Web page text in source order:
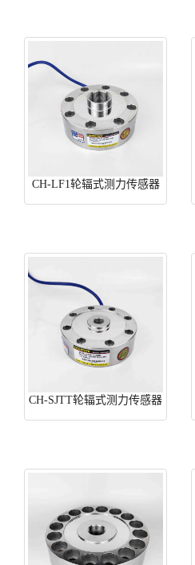
CH-LF1轮辐式测力传感器
CH-SJTT轮辐式测力传感器